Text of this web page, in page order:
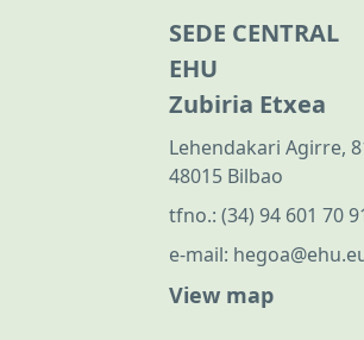
SEDE CENTRAL
EHU
Zubiria Etxea
Lehendakari Agirre,
48015 Bilbao
tfno.: (34) 94 601 70
e-mail:
View map